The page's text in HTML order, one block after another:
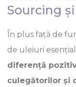
Sourcing
În plus față de
de uleiuri
diferență
culegătorilor și